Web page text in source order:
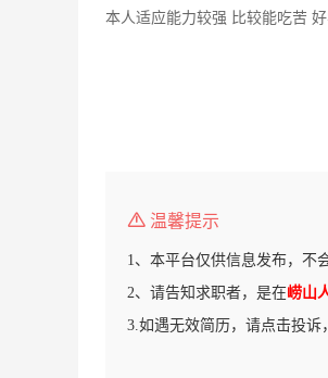
本人适应能力较强 比较能吃苦 好
温馨提示
1、本平台仅供信息发布，不
2、请告知求职者，是在崂山
3.如遇无效简历，请点击投诉